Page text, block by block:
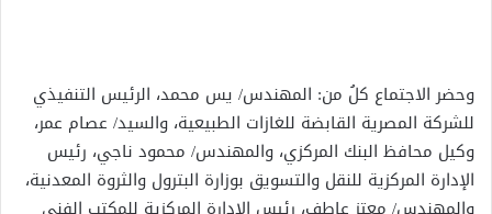
وحضر الاجتماع كلُ من: المهندس/ يس محمد، الرئيس التنفيذي
للشركة المصرية القابضة للغازات الطبيعية، والسيد/ عصام عمر،
وكيل محافظ البنك المركزي، والمهندس/ محمود ناجي، رئيس
الإدارة المركزية للنقل والتسويق بوزارة البترول والثروة المعدنية،